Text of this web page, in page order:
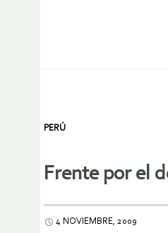
PERÚ
Frente por el
4 NOVIEMBRE, 2009